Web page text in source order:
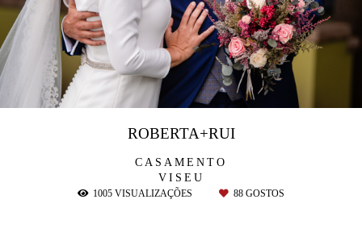
CASAMENTO
VISEU
ROBERTA+RUI
1005 VISUALIZAÇÕES 88 GOSTOS